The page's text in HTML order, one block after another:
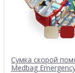
Сумка скорой
Medbag